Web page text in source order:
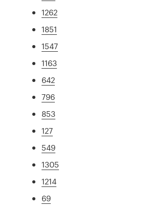
1262
1851
1547
1163
642
796
853
127
549
1305
1214
69